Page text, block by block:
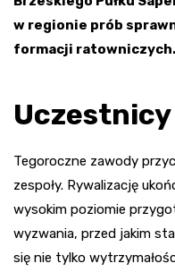
w regionie prób
formacji ratowniczych.
Tegoroczne zawody
zespoły. Rywalizację
wysokim poziomie
wyzwania, przed jakim
się nie tylko